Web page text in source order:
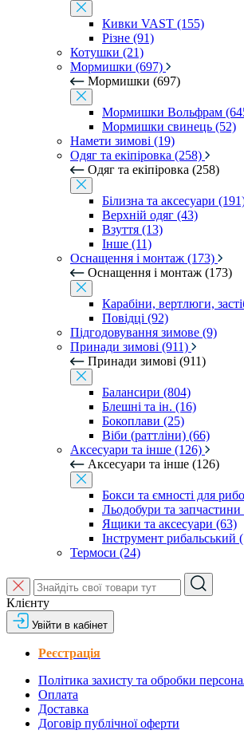
Кивки VAST (155)
Різне (91)
Котушки (21)
Мормишки (697)
Мормишки (697)
Мормишки Вольфрам
Мормишки свинець (52)
Намети зимові (19)
Одяг та екіпіровка (258)
Одяг та екіпіровка (258)
Білизна та аксесуари
Верхній одяг (43)
Взуття (13)
Інше (11)
Оснащення і монтаж (173)
Оснащення і монтаж (173)
Карабіни, вертлюги,
Повідці (92)
Підгодовування зимове (9)
Принади зимові (911)
Принади зимові (911)
Балансири (804)
Блешні та ін. (16)
Бокоплави (25)
Віби (раттліни) (66)
Аксесуари та інше (126)
Аксесуари та інше (126)
Бокси та ємності для
Льодобури та запчастини
Ящики та аксесуари (63)
Інструмент рибальський
Термоси (24)
Клієнту
Увійти в кабінет
Реєстрація
Політика захисту та обробки
Оплата
Доставка
Договір публічної оферти